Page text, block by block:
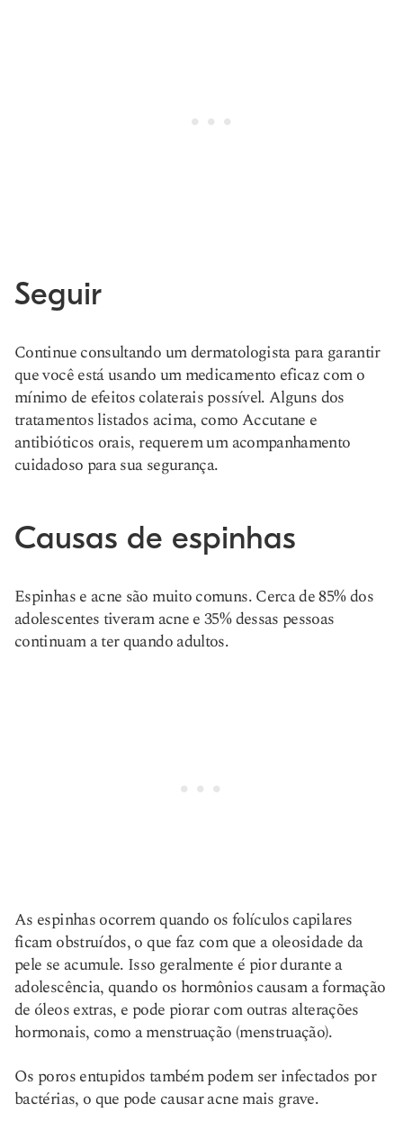
Seguir
Continue consultando um dermatologista para garantir
que você está usando um medicamento eficaz com o
mínimo de efeitos colaterais possível. Alguns dos
tratamentos listados acima, como Accutane e
antibióticos orais, requerem um acompanhamento
cuidadoso para sua segurança.
Causas de espinhas
Espinhas e acne são muito comuns. Cerca de 85% dos
adolescentes tiveram acne e 35% dessas pessoas
continuam a ter quando adultos.
As espinhas ocorrem quando os folículos capilares
ficam obstruídos, o que faz com que a oleosidade da
pele se acumule. Isso geralmente é pior durante a
adolescência, quando os hormônios causam a formação
de óleos extras, e pode piorar com outras alterações
hormonais, como a menstruação (menstruação).
Os poros entupidos também podem ser infectados por
bactérias, o que pode causar acne mais grave.